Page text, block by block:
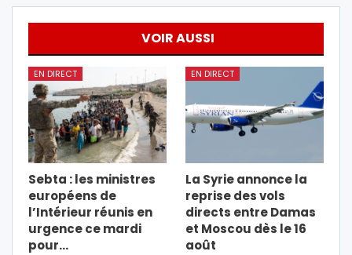
VOIR AUSSI
EN DIRECT
Sebta : les ministres
européens de
l’Intérieur réunis en
urgence ce mardi
pour…
EN DIRECT
La Syrie annonce la
reprise des vols
directs entre Damas
et Moscou dès le 16
août